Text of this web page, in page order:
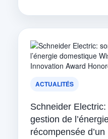
ACTUALITÉS
Schneider
gestion de
récompensée